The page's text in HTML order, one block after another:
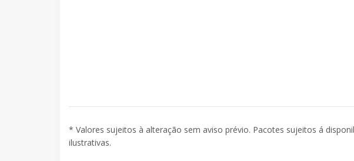
* Valores sujeitos à alteração sem aviso prévio. Pacotes sujeitos á
ilustrativas.